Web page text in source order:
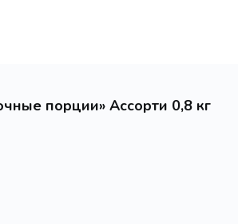
порции» Ассорти 0,8 кг